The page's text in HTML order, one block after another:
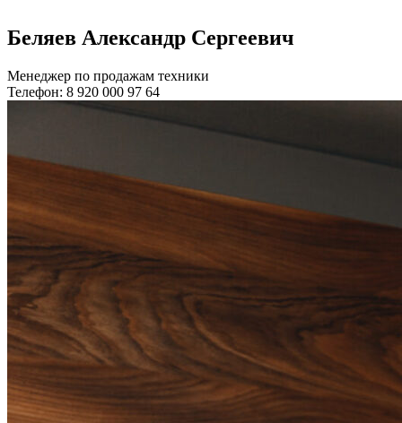
Беляев Александр Сергеевич
Менеджер по продажам техники
Телефон: 8 920 000 97 64